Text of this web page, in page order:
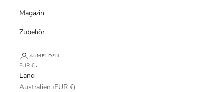
Magazin
Zubehör
ANMELDEN
EUR €
Land
Australien (EUR €)